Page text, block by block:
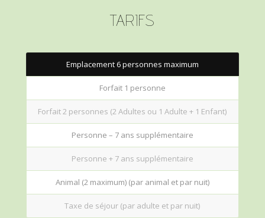
TARIFS
Emplacement 6 personnes maximum
Forfait 1 personne
Forfait 2 personnes (2 Adultes ou 1 Adulte + 1 Enfant)
Personne – 7 ans supplémentaire
Personne + 7 ans supplémentaire
Animal (2 maximum) (par animal et par nuit)
Taxe de séjour (par adulte et par nuit)